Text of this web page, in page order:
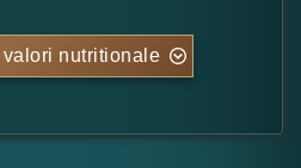
nutritionale